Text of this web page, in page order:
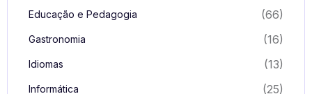
Educação e Pedagogia (66)
Gastronomia (16)
Idiomas (13)
Informática (25)